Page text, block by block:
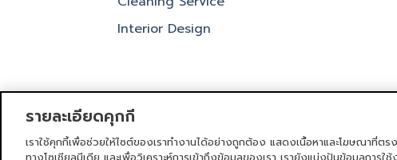
Interior Design
หน้าแรก บริการของเรา ข่าวสารและกิจกรรม
รายละเอียดคุกกี้
เราใช้คุกกี้เพื่อช่วยให้ไซต์ของเราทำงานได้อย่างถูกต้อง แสดงเนื้อหาและโฆษณาที่ต